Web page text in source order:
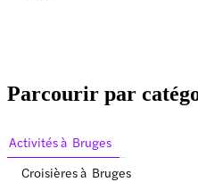
Parcourir par
Activités à Bruges
Croisières à Bruges